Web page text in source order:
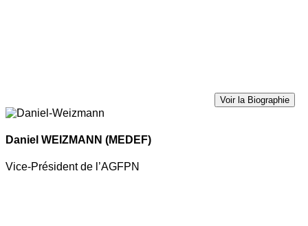
Voir la Biographie
Daniel WEIZMANN (MEDEF)
Vice-Président de l’AGFPN